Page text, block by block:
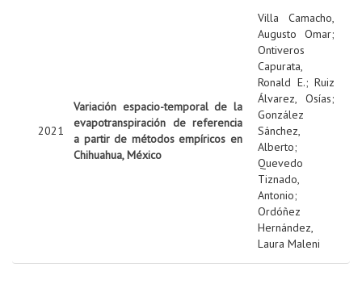
2021
Variación espacio-temporal de la
evapotranspiración de referencia
a partir de métodos empíricos en
Chihuahua, México
Villa Camacho,
Augusto Omar;
Ontiveros
Capurata,
Ronald E.; Ruiz
Álvarez, Osías;
González
Sánchez,
Alberto;
Quevedo
Tiznado,
Antonio;
Ordóñez
Hernández,
Laura Maleni